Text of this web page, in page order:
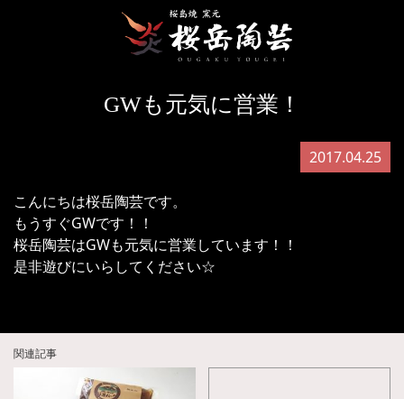
GWも元気に営業！
2017.04.25
こんにちは桜岳陶芸です。
もうすぐGWです！！
桜岳陶芸はGWも元気に営業しています！！
是非遊びにいらしてください☆
関連記事